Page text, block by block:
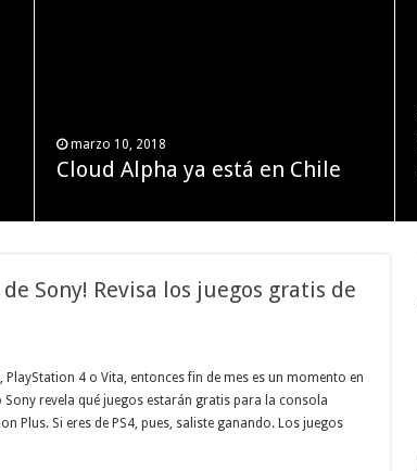
marzo 10, 2018
Cloud Alpha ya está en Chile
Moto Z 2 Play: versátil y
dinámico
Sony! Revisa los juegos gratis de
4 o Vita, entonces fin de mes es un momento en
revela qué juegos estarán gratis para la consola
Plus. Si eres de PS4, pues, saliste ganando. Los juegos